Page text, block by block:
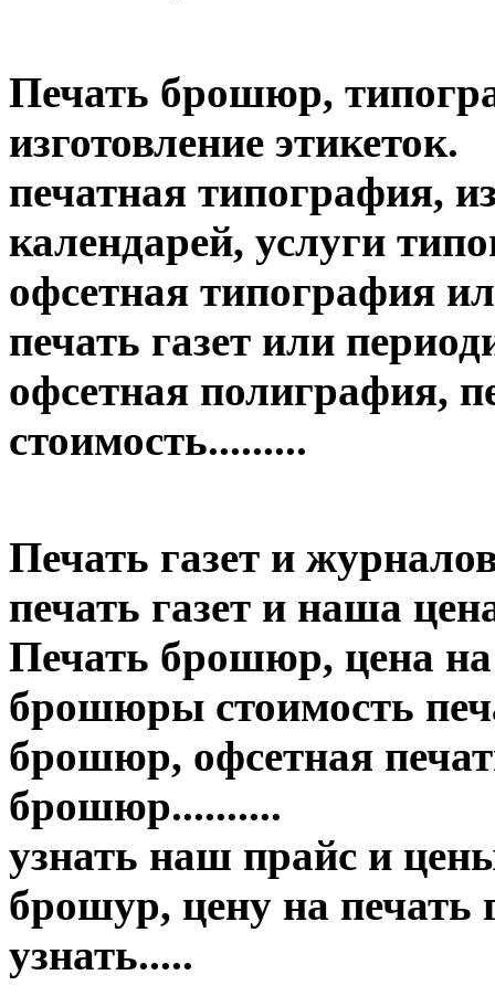
Печать брошюр,
изготовление этикеток.
печатная типография,
календарей, услуги
офсетная типография
печать газет или
офсетная полиграфия,
стоимость.........
Печать газет и
печать газет и наша
Печать брошюр, цена
брошюры стоимость
брошюр, офсетная
брошюр..........
узнать наш прайс и
брошур, цену на печать
узнать.....